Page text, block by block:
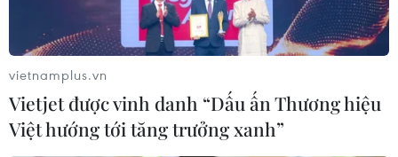
vietnamplus.vn
Vietjet được vinh danh “Dấu ấn Thương hiệu
Việt hướng tới tăng trưởng xanh”